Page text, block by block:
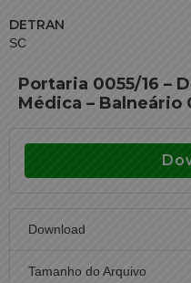
DETRAN
SC
Portaria 0055/16 –
Médica – Balneário
Download
Tamanho do Arquivo